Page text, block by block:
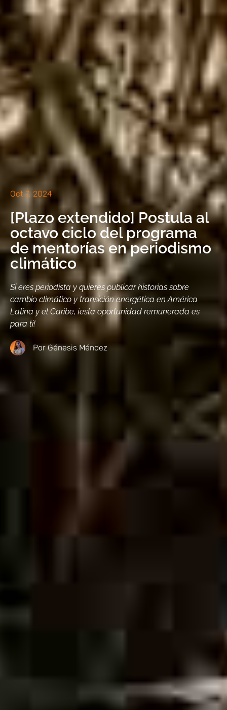
Oct 7, 2024
[Plazo extendido] Postula al
octavo ciclo del programa
de mentorías en periodismo
climático
Si eres periodista y quieres publicar historias sobre
cambio climático y transición energética en América
Latina y el Caribe, ¡esta oportunidad remunerada es
para ti!
PorGénesis Méndez